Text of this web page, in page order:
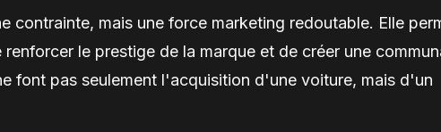
contrainte, mais une force marketing redoutable. Elle
le prestige de la marque et de créer une
font pas seulement l'acquisition d'une voiture, mais d'un